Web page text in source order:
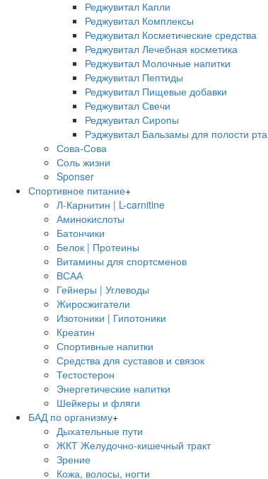
Реджувитал Капли
Реджувитал Комплексы
Реджувитал Косметические средства
Реджувитал Лечебная косметика
Реджувитал Молочные напитки
Реджувитал Пептиды
Реджувитал Пищевые добавки
Реджувитал Свечи
Реджувитал Сиропы
Рэджувитал Бальзамы для полости рта
Сова-Сова
Соль жизни
Sponser
Спортивное питание+
Л-Карнитин | L-carnitine
Аминокислоты
Батончики
Белок | Протеины
Витамины для спортсменов
ВСАА
Гейнеры | Углеводы
Жиросжигатели
Изотоники | Гипотоники
Креатин
Спортивные напитки
Средства для суставов и связок
Тестостерон
Энергетические напитки
Шейкеры и фляги
БАД по организму+
Дыхательные пути
ЖКТ Желудочно-кишечный тракт
Зрение
Кожа, волосы, ногти